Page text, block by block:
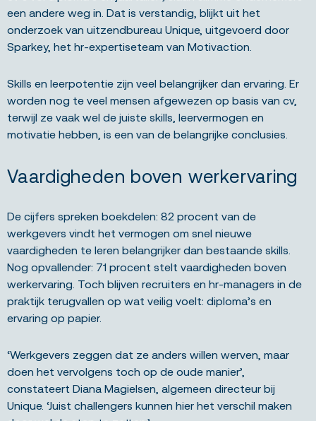
een andere weg in. Dat is verstandig, blijkt uit het
onderzoek van uitzendbureau Unique, uitgevoerd door
Sparkey, het hr-expertiseteam van Motivaction.
Skills en leerpotentie zijn veel belangrijker dan ervaring. Er
worden nog te veel mensen afgewezen op basis van cv,
terwijl ze vaak wel de juiste skills, leervermogen en
motivatie hebben, is een van de belangrijke conclusies.
Vaardigheden boven werkervaring
De cijfers spreken boekdelen: 82 procent van de
werkgevers vindt het vermogen om snel nieuwe
vaardigheden te leren belangrijker dan bestaande skills.
Nog opvallender: 71 procent stelt vaardigheden boven
werkervaring. Toch blijven recruiters en hr-managers in de
praktijk terugvallen op wat veilig voelt: diploma’s en
ervaring op papier.
‘Werkgevers zeggen dat ze anders willen werven, maar
doen het vervolgens toch op de oude manier’,
constateert Diana Magielsen, algemeen directeur bij
Unique. ‘Juist challengers kunnen hier het verschil maken